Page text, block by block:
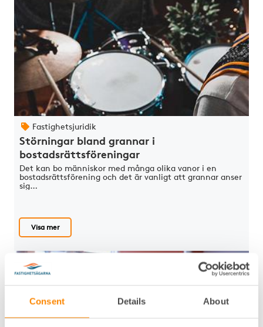
Consent Details About
Fastighetsjuridik
Störningar bland grannar i
bostadsrättsföreningar
Det kan bo människor med många olika vanor i en
bostadsrättsförening och det är vanligt att grannar anser
sig…
Visa mer